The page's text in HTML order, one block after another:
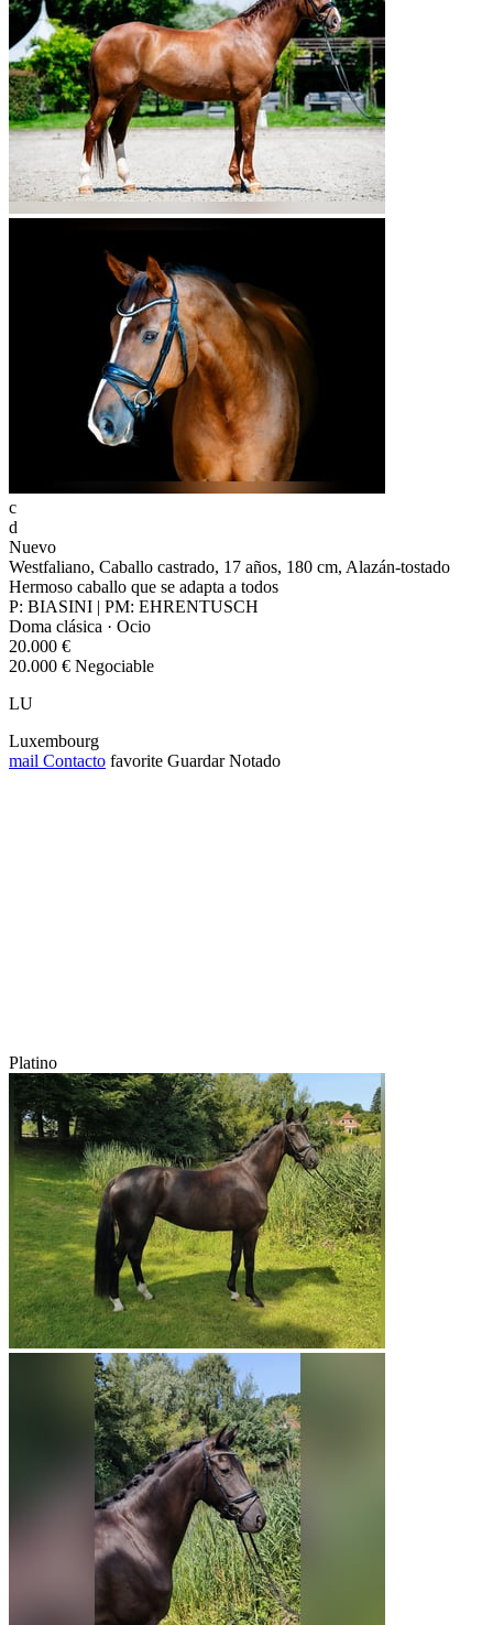
c
d
Nuevo
Westfaliano, Caballo castrado, 17 años, 180 cm, Alazán-tostado
Hermoso caballo que se adapta a todos
P: BIASINI | PM: EHRENTUSCH
Doma clásica · Ocio
20.000 €
20.000 € Negociable
LU
Luxembourg
mail Contacto favorite Guardar Notado
Platino